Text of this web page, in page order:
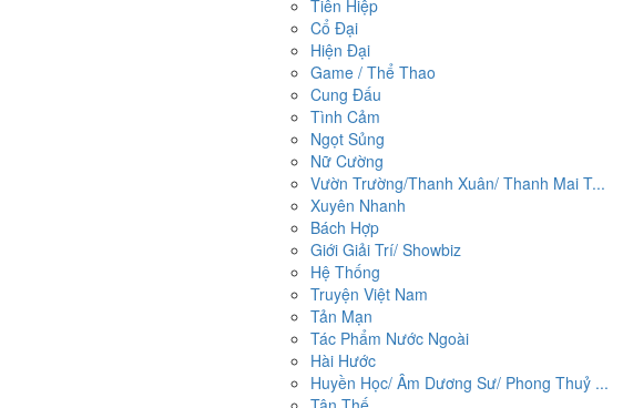
Tiên Hiệp
Cổ Đại
Hiện Đại
Game / Thể Thao
Cung Đấu
Tình Cảm
Ngọt Sủng
Nữ Cường
Vườn Trường/Thanh Xuân/ Thanh Mai T...
Xuyên Nhanh
Bách Hợp
Giới Giải Trí/ Showbiz
Hệ Thống
Truyện Việt Nam
Tản Mạn
Tác Phẩm Nước Ngoài
Hài Hước
Huyền Học/ Âm Dương Sư/ Phong Thuỷ ...